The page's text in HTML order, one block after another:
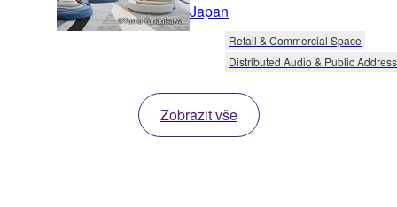
Japan
Retail & Commercial Space
Distributed Audio & Public Address
Zobrazit vše